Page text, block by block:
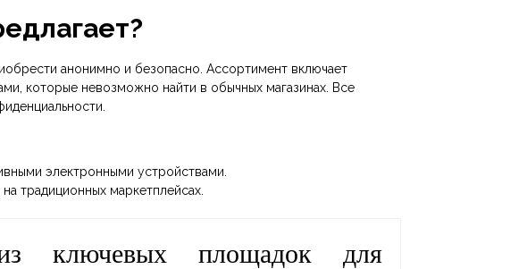
анонимно и безопасно. Ассортимент включает
которые невозможно найти в обычных магазинах. Все
электронными устройствами.
традиционных маркетплейсах.
ключевых площадок для